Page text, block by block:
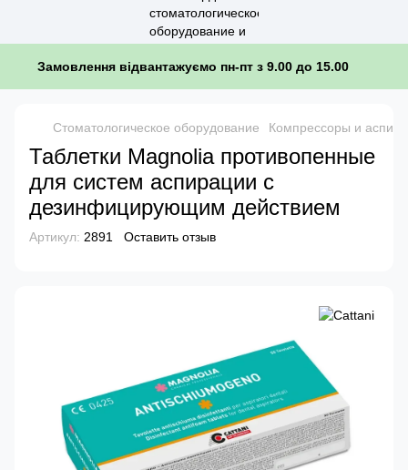
Замовлення відвантажуємо пн-пт з 9.00 до 15.00
Стоматологическое оборудование Компрессоры и
Таблетки Magnolia противопенные
для систем аспирации с
дезинфицирующим действием
Артикул: 2891 Оставить отзыв